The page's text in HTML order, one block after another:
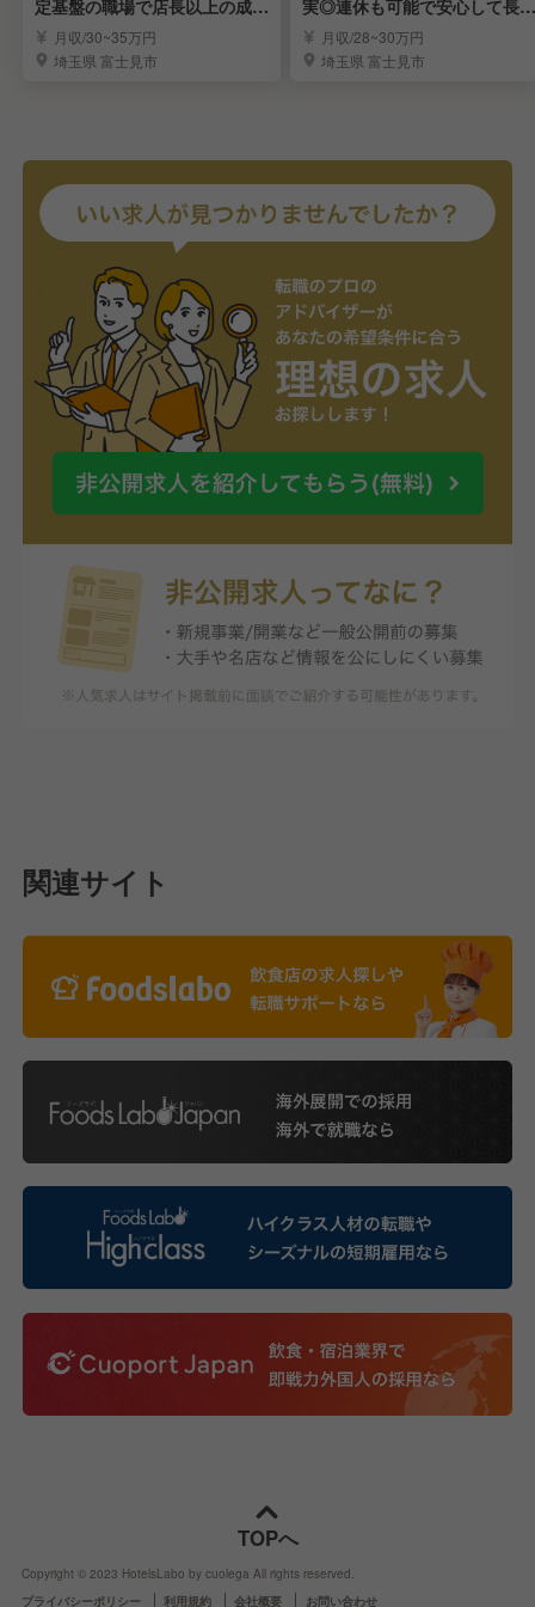
定基盤の職場で店長以上の成長
を実現！
月収/30~35万円
埼玉県 富士見市
実◎連休も可能で安心して長く
働ける職場！
月収/28~30万円
埼玉県 富士見市
関連サイト
TOPへ
Copyright © 2023 HotelsLabo by cuolega All rights reserved.
プライバシーポリシー
利用規約 会社概要 お問い合わせ